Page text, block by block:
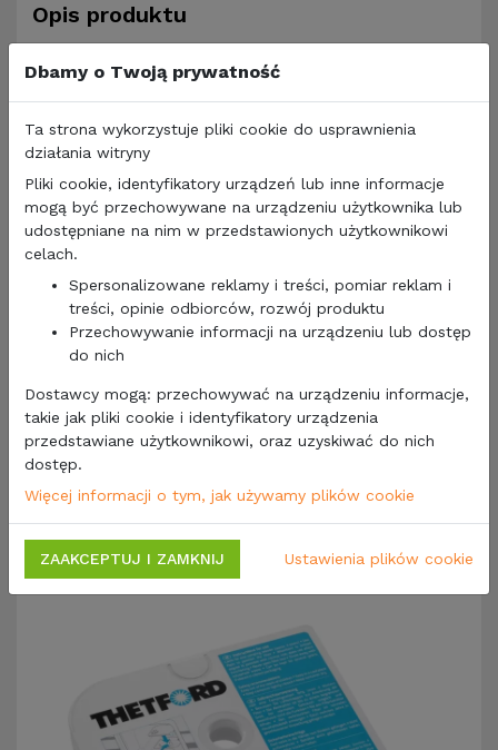
Opis produktu
Wentylator elektryczny do toalet kasetowych
Po uruchomieniu tej funkcji na panelu sterowania,
wentylator elektryczny automatycznie filtruje
zapachy ze zbiornika na nieczystości - bezwonnie
- na zewnątrz pojazdu
(możliwa jest również kontrola ręczna)
Odprowadza zapachy ze zbiornika na ścieki
Cichy wentylator
Łatwa wymiana filtra
Praktyczny w użyciu
Długa żywotność
Zobacz również Opinie
Dbamy o Twoją prywatność
Ta strona wykorzystuje pliki cookie do usprawnienia
działania witryny
Pliki cookie, identyfikatory urządzeń lub inne informacje
mogą być przechowywane na urządzeniu użytkownika lub
udostępniane na nim w przedstawionych użytkownikowi
celach.
Spersonalizowane reklamy i treści, pomiar reklam i
treści, opinie odbiorców, rozwój produktu
Przechowywanie informacji na urządzeniu lub dostęp
do nich
Dostawcy mogą: przechowywać na urządzeniu informacje,
takie jak pliki cookie i identyfikatory urządzenia
przedstawiane użytkownikowi, oraz uzyskiwać do nich
dostęp.
Więcej informacji o tym, jak używamy plików cookie
ZAAKCEPTUJ I ZAMKNIJ Ustawienia plików cookie